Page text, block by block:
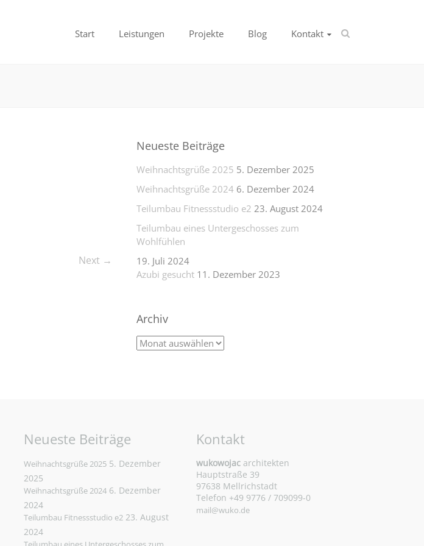
Start Leistungen Projekte Blog Kontakt
Next →
Neueste Beiträge
Weihnachtsgrüße 2025 5. Dezember 2025
Weihnachtsgrüße 2024 6. Dezember 2024
Teilumbau Fitnessstudio e2 23. August 2024
Teilumbau eines Untergeschosses zum
Wohlfühlen
19. Juli 2024
Azubi gesucht 11. Dezember 2023
Archiv
Neueste Beiträge
Weihnachtsgrüße 2025 5. Dezember
2025
Weihnachtsgrüße 2024 6. Dezember
2024
Teilumbau Fitnessstudio e2 23. August
2024
Kontakt
wukowojacarchitekten
Hauptstraße 39
97638 Mellrichstadt
Telefon +49 9776 / 709099-0
mail@wuko.de